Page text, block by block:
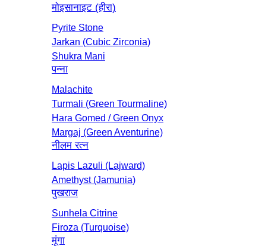
मोइसानाइट (हीरा)
Pyrite Stone
Jarkan (Cubic Zirconia)
Shukra Mani
पन्ना
Malachite
Turmali (Green Tourmaline)
Hara Gomed / Green Onyx
Margaj (Green Aventurine)
नीलम रत्‍न
Lapis Lazuli (Lajward)
Amethyst (Jamunia)
पुखराज
Sunhela Citrine
Firoza (Turquoise)
मूंगा